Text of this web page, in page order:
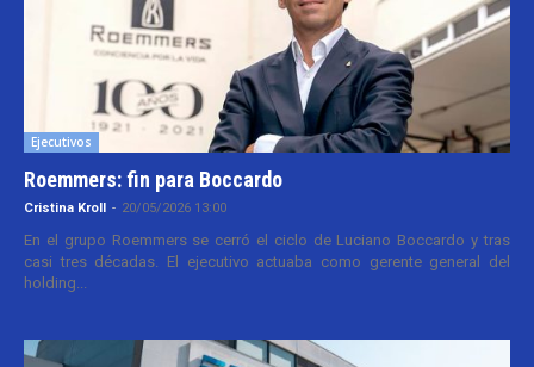
Ejecutivos
Roemmers: fin para Boccardo
Cristina Kroll - 20/05/2026 13:00
En el grupo Roemmers se cerró el ciclo de Luciano Boccardo y tras
casi tres décadas. El ejecutivo actuaba como gerente general del
holding...